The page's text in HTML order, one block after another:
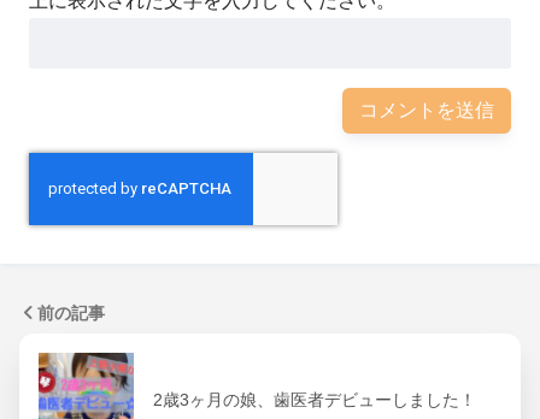
前の記事
2歳3ヶ月の娘、歯医者デビューしました！